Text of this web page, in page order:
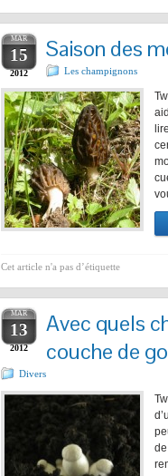
MAR
15
2012
Saison des
Les champignons
Cet article n'a pas d’étiquette
MAR
13
2012
Avec quels
couche de
Divers